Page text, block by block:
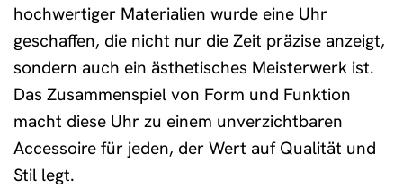
hochwertiger Materialien wurde eine Uhr
geschaffen, die nicht nur die Zeit präzise anzeigt,
sondern auch ein ästhetisches Meisterwerk ist.
Das Zusammenspiel von Form und Funktion
macht diese Uhr zu einem unverzichtbaren
Accessoire für jeden, der Wert auf Qualität und
Stil legt.